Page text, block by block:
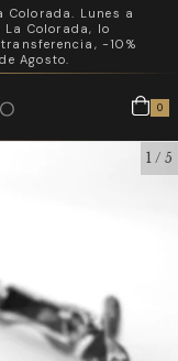
Colorada. Lunes a
La Colorada, lo
-10%
Agosto.
0
1 / 5